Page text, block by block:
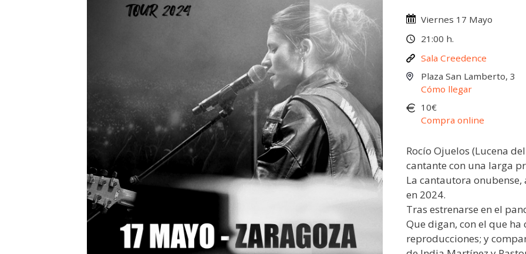
Viernes 17 Mayo
21:00 h.
Sala Creedence
Plaza San Lamberto, 3
Cómo llegar
10€
Compra online
Rocío Ojuelos (Lucena
cantante con una larga
La cantautora
en 2024.
Tras estrenarse en el
Que digan, con el que
reproducciones; y